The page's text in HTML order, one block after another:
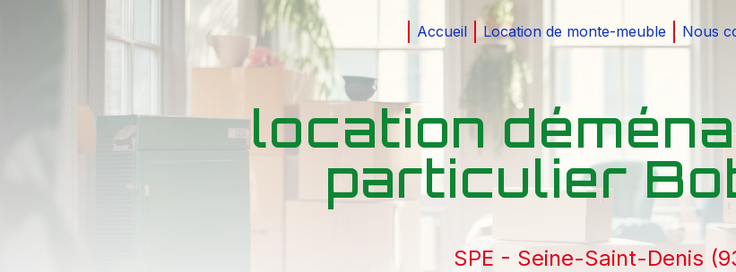
Accueil Location de monte-meuble Nous
location
particulier
SPE - Seine-Saint-Denis
Panneau de gestion des cookies